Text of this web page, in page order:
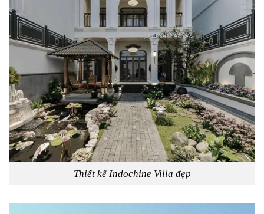
Thiết kế Indochine Villa đẹp